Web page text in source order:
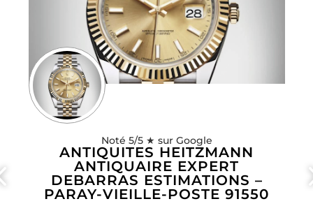
Noté 5/5 ★ sur Google
ANTIQUITES HEITZMANN
ANTIQUAIRE EXPERT
DEBARRAS ESTIMATIONS –
PARAY-VIEILLE-POSTE 91550